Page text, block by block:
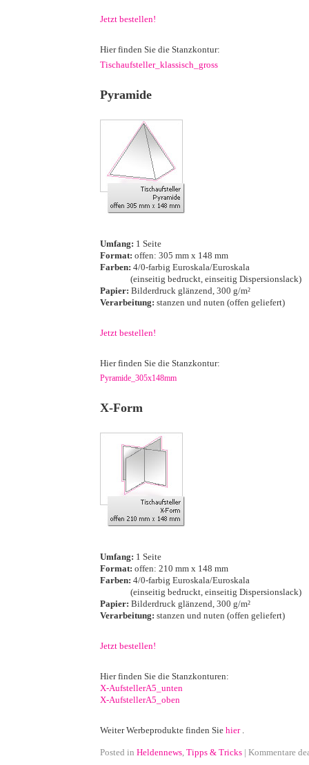
Jetzt bestellen!
Hier finden Sie die Stanzkontur:
Tischaufsteller_klassisch_gross
Pyramide
Umfang: 1 Seite
Format: offen: 305 mm x 148 mm
Farben: 4/0-farbig Euroskala/Euroskala
(einseitig bedruckt, einseitig Dispersionslack)
Papier: Bilderdruck glänzend, 300 g/m²
Verarbeitung: stanzen und nuten (offen geliefert)
Jetzt bestellen!
Hier finden Sie die Stanzkontur:
Pyramide_305x148mm
X-Form
Umfang: 1 Seite
Format: offen: 210 mm x 148 mm
Farben: 4/0-farbig Euroskala/Euroskala
(einseitig bedruckt, einseitig Dispersionslack)
Papier: Bilderdruck glänzend, 300 g/m²
Verarbeitung: stanzen und nuten (offen geliefert)
Jetzt bestellen!
Hier finden Sie die Stanzkonturen:
X-AufstellerA5_unten
X-AufstellerA5_oben
Weiter Werbeprodukte finden Sie hier .
Posted in Heldennews, Tipps & Tricks | Kommentare